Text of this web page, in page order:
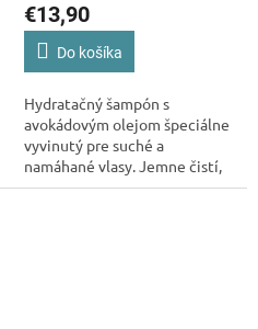
€13,90
Do košíka
Hydratačný šampón s
avokádovým olejom špeciálne
vyvinutý pre suché a
namáhané vlasy. Jemne čistí,
regeneruje a dodáva vlasom